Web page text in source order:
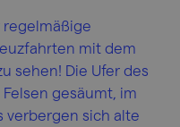
mit dem
sehen! Die Ufer des
gesäumt, im
verbergen sich alte